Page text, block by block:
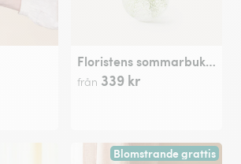
Floristens sommarbukett
från 339 kr
Blomstrande grattis